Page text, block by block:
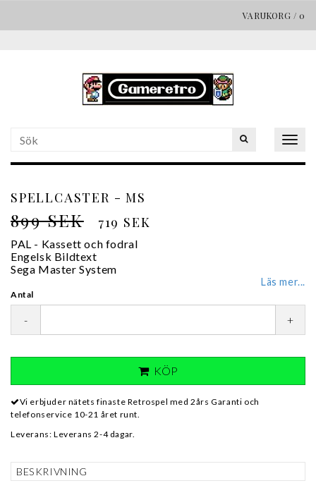
VARUKORG / 0
SPELLCASTER - MS
899 SEK 719 SEK
PAL - Kassett och fodral
Engelsk Bildtext
Sega Master System
Läs mer...
Antal
- +
KÖP
Vi erbjuder nätets finaste Retrospel med 2års Garanti och
telefonservice 10-21 året runt.
Leverans: Leverans 2-4 dagar.
BESKRIVNING